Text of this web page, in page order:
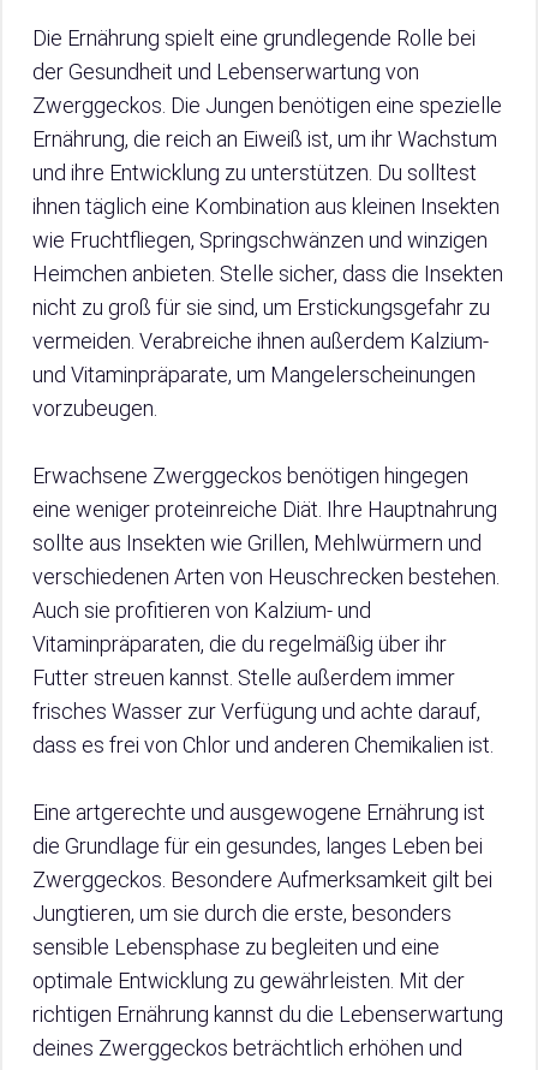
Die Ernährung spielt eine grundlegende Rolle bei
der Gesundheit und Lebenserwartung von
Zwerggeckos. Die Jungen benötigen eine spezielle
Ernährung, die reich an Eiweiß ist, um ihr Wachstum
und ihre Entwicklung zu unterstützen. Du solltest
ihnen täglich eine Kombination aus kleinen Insekten
wie Fruchtfliegen, Springschwänzen und winzigen
Heimchen anbieten. Stelle sicher, dass die Insekten
nicht zu groß für sie sind, um Erstickungsgefahr zu
vermeiden. Verabreiche ihnen außerdem Kalzium-
und Vitaminpräparate, um Mangelerscheinungen
vorzubeugen.
Erwachsene Zwerggeckos benötigen hingegen
eine weniger proteinreiche Diät. Ihre Hauptnahrung
sollte aus Insekten wie Grillen, Mehlwürmern und
verschiedenen Arten von Heuschrecken bestehen.
Auch sie profitieren von Kalzium- und
Vitaminpräparaten, die du regelmäßig über ihr
Futter streuen kannst. Stelle außerdem immer
frisches Wasser zur Verfügung und achte darauf,
dass es frei von Chlor und anderen Chemikalien ist.
Eine artgerechte und ausgewogene Ernährung ist
die Grundlage für ein gesundes, langes Leben bei
Zwerggeckos. Besondere Aufmerksamkeit gilt bei
Jungtieren, um sie durch die erste, besonders
sensible Lebensphase zu begleiten und eine
optimale Entwicklung zu gewährleisten. Mit der
richtigen Ernährung kannst du die Lebenserwartung
deines Zwerggeckos beträchtlich erhöhen und